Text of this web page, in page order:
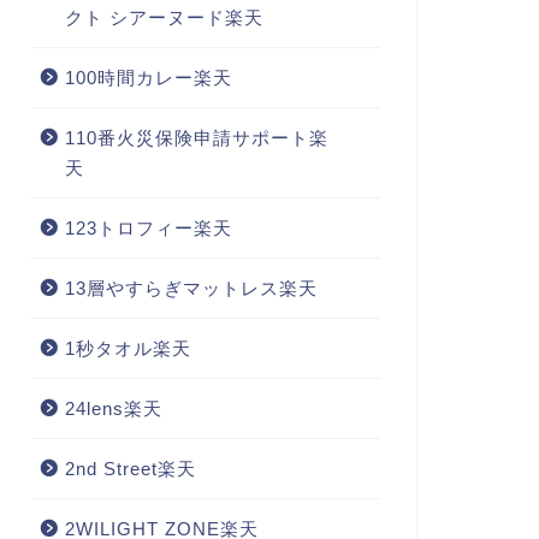
クト シアーヌード楽天
100時間カレー楽天
110番火災保険申請サポート楽
天
123トロフィー楽天
13層やすらぎマットレス楽天
1秒タオル楽天
24lens楽天
2nd Street楽天
2WILIGHT ZONE楽天